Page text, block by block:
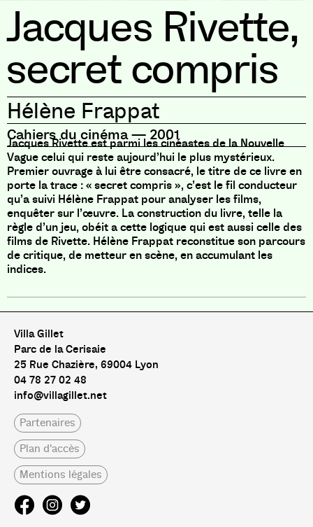
Jacques Rivette,
secret compris
Hélène Frappat
Cahiers du cinéma— 2001
Jacques Rivette est parmi les cinéastes de la Nouvelle
Vague celui qui reste aujourd’hui le plus mystérieux.
Premier ouvrage à lui être consacré, le titre de ce livre en
porte la trace : « secret compris », c’est le fil conducteur
qu’a suivi Hélène Frappat pour analyser les films,
enquêter sur l’œuvre. La construction du livre, telle la
règle d’un jeu, obéit a cette logique qui est aussi celle des
films de Rivette. Hélène Frappat reconstitue son parcours
de critique, de metteur en scène, en accumulant les
indices.
Villa Gillet
Parc de la Cerisaie
25 Rue Chazière, 69004 Lyon
04 78 27 02 48
info@villagillet.net
Partenaires
Plan d'accès
Mentions légales